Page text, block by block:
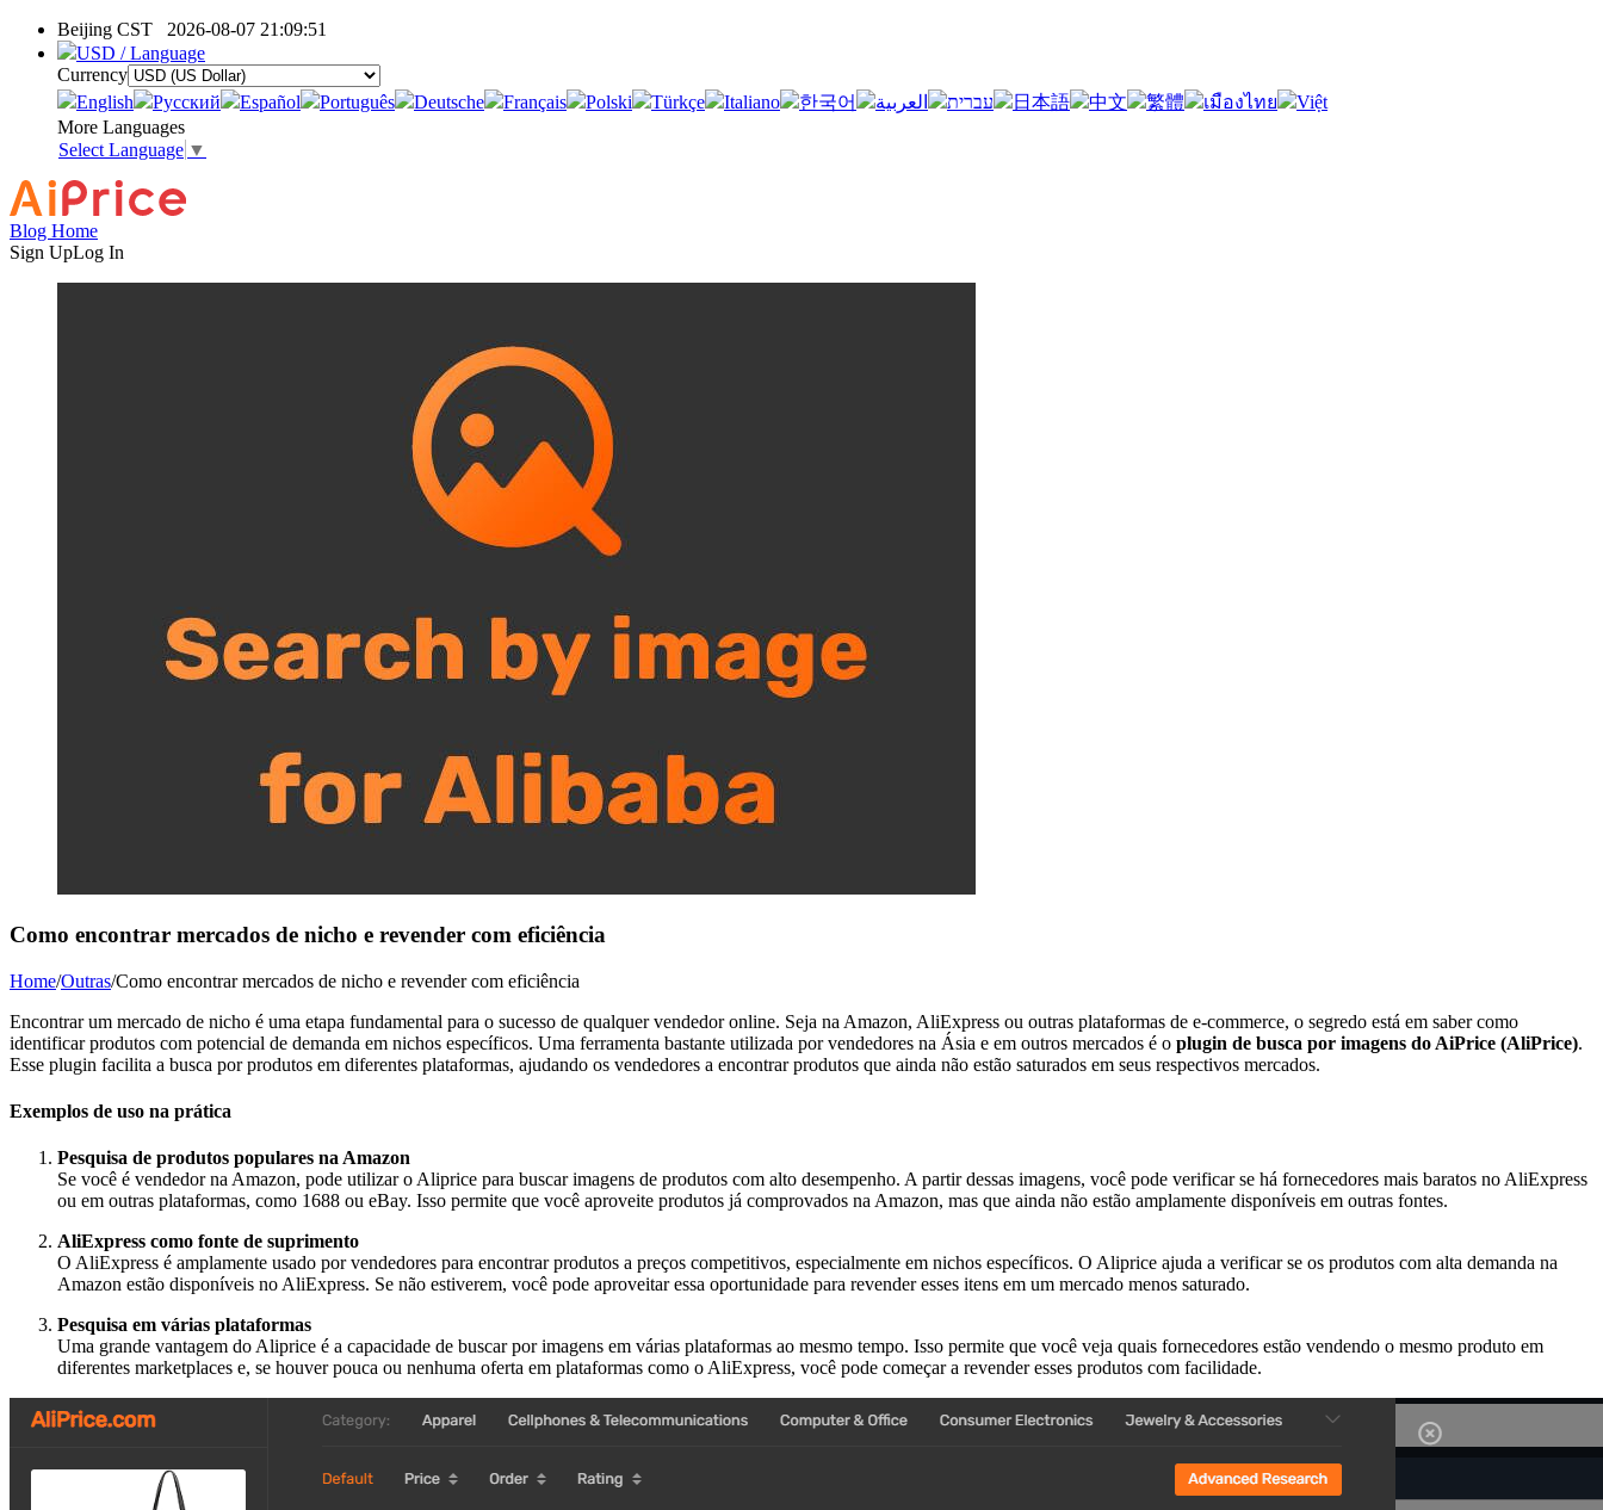
Beijing CST 2026-08-07 21:09:51
USD / Language
Currency
English
Pусский Español Português Deutsche Français Polski Türkçe Italiano 한국어 עברית العربية 日本語 中文 繁體 เมืองไทย
Việt
More Languages
Select Language ▼
Blog Home
Sign UpLog In
Como encontrar mercados de nicho e revender com eficiência
Home/Outras/Como encontrar mercados de nicho e revender com eficiência
Encontrar um mercado de nicho é uma etapa fundamental para o sucesso de qualquer vendedor online. Seja na Amazon, AliExpress ou outras plataformas de e-commerce, o segredo está em saber como
identificar produtos com potencial de demanda em nichos específicos. Uma ferramenta bastante utilizada por vendedores na Ásia e em outros mercados é o plugin de busca por imagens do AiPrice (AliPrice).
Esse plugin facilita a busca por produtos em diferentes plataformas, ajudando os vendedores a encontrar produtos que ainda não estão saturados em seus respectivos mercados.
Exemplos de uso na prática
Pesquisa de produtos populares na Amazon
Se você é vendedor na Amazon, pode utilizar o Aliprice para buscar imagens de produtos com alto desempenho. A partir dessas imagens, você pode verificar se há fornecedores mais baratos no AliExpress
ou em outras plataformas, como 1688 ou eBay. Isso permite que você aproveite produtos já comprovados na Amazon, mas que ainda não estão amplamente disponíveis em outras fontes.
AliExpress como fonte de suprimento
O AliExpress é amplamente usado por vendedores para encontrar produtos a preços competitivos, especialmente em nichos específicos. O Aliprice ajuda a verificar se os produtos com alta demanda na
Amazon estão disponíveis no AliExpress. Se não estiverem, você pode aproveitar essa oportunidade para revender esses itens em um mercado menos saturado.
Pesquisa em várias plataformas
Uma grande vantagem do Aliprice é a capacidade de buscar por imagens em várias plataformas ao mesmo tempo. Isso permite que você veja quais fornecedores estão vendendo o mesmo produto em
diferentes marketplaces e, se houver pouca ou nenhuma oferta em plataformas como o AliExpress, você pode começar a revender esses produtos com facilidade.